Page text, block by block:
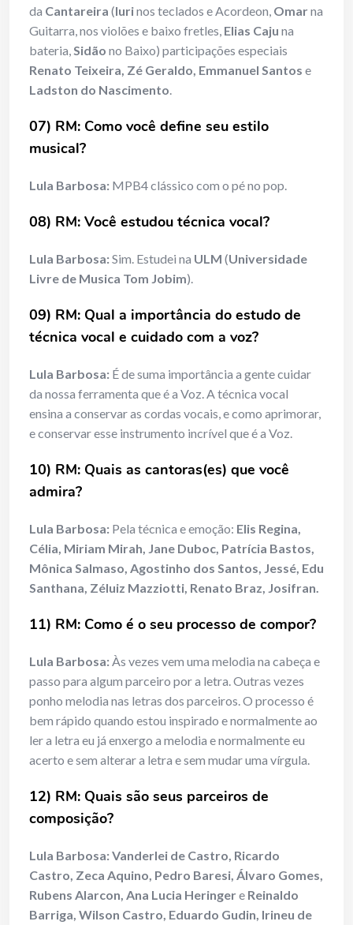
da Cantareira (Iurinos teclados e Acordeon, Omarna
Guitarra, nos violões e baixo fretles, Elias Caju na
bateria,Sidão no Baixo) participações especiais
Renato Teixeira, Zé Geraldo, Emmanuel Santos e
Ladston do Nascimento.
07) RM: Como você define seu estilo
musical?
Lula Barbosa: MPB4 clássico com o pé no pop.
08) RM: Você estudou técnica vocal?
Lula Barbosa:Sim. Estudei na ULM (Universidade
Livre de Musica Tom Jobim).
09) RM: Qual a importância do estudo de
técnica vocal e cuidado com a voz?
Lula Barbosa: É de suma importância a gente cuidar
da nossa ferramenta que é a Voz. A técnica vocal
ensina a conservar as cordas vocais, e como aprimorar,
e conservar esse instrumento incrível que é a Voz.
10) RM: Quais as cantoras(es) que você
admira?
Lula Barbosa: Pela técnica e emoção: Elis Regina,
Célia, Miriam Mirah, Jane Duboc, Patrícia Bastos,
Mônica Salmaso, Agostinho dos Santos, Jessé, Edu
Santhana, Zéluiz Mazziotti, Renato Braz, Josifran.
11) RM: Como é o seu processo de compor?
Lula Barbosa:Às vezes vem uma melodia na cabeça e
passo para algum parceiro por a letra. Outras vezes
ponho melodia nas letras dos parceiros. O processo é
bem rápido quando estou inspirado e normalmente ao
ler a letra eu já enxergo a melodia e normalmente eu
acerto e sem alterar a letra e sem mudar uma vírgula.
12) RM: Quais são seus parceiros de
composição?
Lula Barbosa:Vanderlei de Castro, Ricardo
Castro, Zeca Aquino, Pedro Baresi, Álvaro Gomes,
Rubens Alarcon, Ana Lucia Heringere Reinaldo
Barriga, Wilson Castro, Eduardo Gudin, Irineu de